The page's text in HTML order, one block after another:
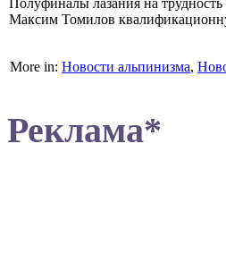
Максим Томилов
More in: Новости альпинизма,
Реклама*